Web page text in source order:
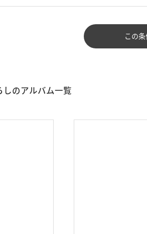
この
しのアルバム一覧